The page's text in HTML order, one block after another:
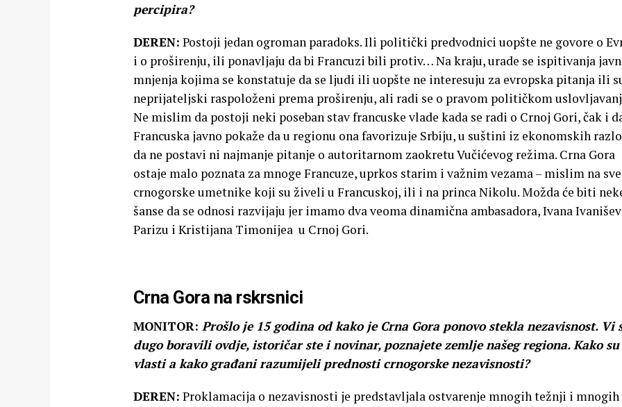
percipira?
DEREN: Postoji jedan ogroman paradoks. Ili politički predvodnici uopšte ne govore o
i o proširenju, ili ponavljaju da bi Francuzi bili protiv… Na kraju, urade se ispitivanja
mnjenja kojima se konstatuje da se ljudi ili uopšte ne interesuju za evropska pitanja ili
neprijateljski raspoloženi prema proširenju, ali radi se o pravom političkom
Ne mislim da postoji neki poseban stav francuske vlade kada se radi o Crnoj Gori, čak i
Francuska javno pokaže da u regionu ona favorizuje Srbiju, u suštini iz ekonomskih
da ne postavi ni najmanje pitanje o autoritarnom zaokretu Vučićevog režima. Crna Gora
ostaje malo poznata za mnoge Francuze, uprkos starim i važnim vezama – mislim na sve
crnogorske umetnike koji su živeli u Francuskoj, ili i na princa Nikolu. Možda će biti
šanse da se odnosi razvijaju jer imamo dva veoma dinamična ambasadora, Ivana
Parizu i Kristijana Timonijea u Crnoj Gori.
Crna Gora na rskrsnici
MONITOR: Prošlo je 15 godina od kako je Crna Gora ponovo stekla nezavisnost. Vi
dugo boravili ovdje, istoričar ste i novinar, poznajete zemlje našeg regiona. Kako su
vlasti a kako građani razumijeli prednosti crnogorske nezavisnosti?
DEREN: Proklamacija o nezavisnosti je predstavljala ostvarenje mnogih težnji i mnogih